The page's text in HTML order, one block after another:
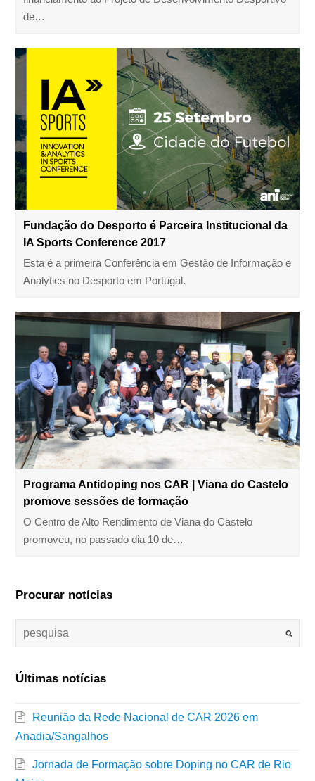
de…
Fundação do Desporto é Parceira Institucional da
IA Sports Conference 2017
Esta é a primeira Conferência em Gestão de Informação e
Analytics no Desporto em Portugal.
Programa Antidoping nos CAR | Viana do Castelo
promove sessões de formação
O Centro de Alto Rendimento de Viana do Castelo
promoveu, no passado dia 10 de…
Procurar notícias
Últimas notícias
Reunião da Rede Nacional de CAR 2026 em
Anadia/Sangalhos
Jornada de Formação sobre Doping no CAR de Rio